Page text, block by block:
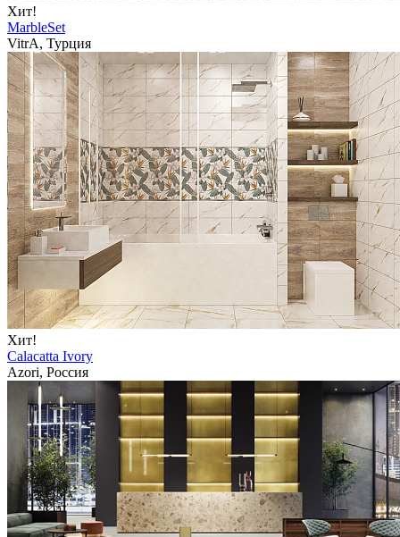
Хит!
MarbleSet
VitrA, Турция
Хит!
Calacatta Ivory
Azori, Россия